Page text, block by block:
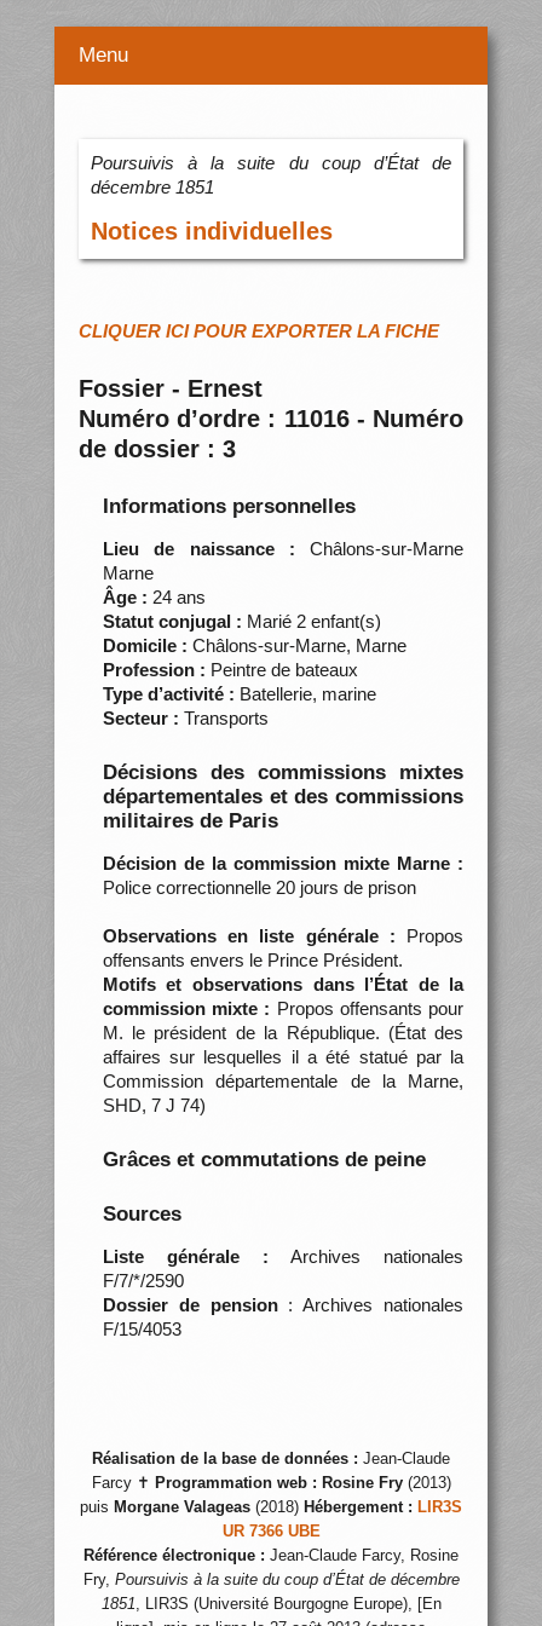
Menu
Poursuivis à la suite du coup d’État de
décembre 1851
Notices individuelles
CLIQUER ICI POUR EXPORTER LA FICHE
Fossier - Ernest
Numéro d’ordre : 11016 - Numéro
de dossier : 3
Informations personnelles
Lieu de naissance : Châlons-sur-Marne
Marne
Âge : 24 ans
Statut conjugal : Marié 2 enfant(s)
Domicile : Châlons-sur-Marne, Marne
Profession : Peintre de bateaux
Type d’activité : Batellerie, marine
Secteur : Transports
Décisions des commissions mixtes
départementales et des commissions
militaires de Paris
Décision de la commission mixte Marne :
Police correctionnelle 20 jours de prison
Observations en liste générale : Propos
offensants envers le Prince Président.
Motifs et observations dans l’État de la
commission mixte : Propos offensants pour
M. le président de la République. (État des
affaires sur lesquelles il a été statué par la
Commission départementale de la Marne,
SHD, 7 J 74)
Grâces et commutations de peine
Sources
Liste générale : Archives nationales
F/7/*/2590
Dossier de pension: Archives nationales
F/15/4053
Réalisation de la base de données : Jean-Claude
Farcy ✝ Programmation web : Rosine Fry(2013)
puis Morgane Valageas (2018) Hébergement : LIR3S
UR 7366 UBE
Référence électronique : Jean-Claude Farcy, Rosine
Fry, Poursuivis à la suite du coup d’État de décembre
1851, LIR3S (Université Bourgogne Europe), [En